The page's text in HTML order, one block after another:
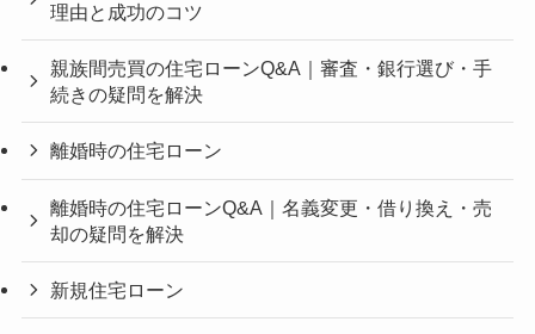
理由と成功のコツ
親族間売買の住宅ローンQ&A｜審査・銀行選び・手
続きの疑問を解決
離婚時の住宅ローン
離婚時の住宅ローンQ&A｜名義変更・借り換え・売
却の疑問を解決
新規住宅ローン